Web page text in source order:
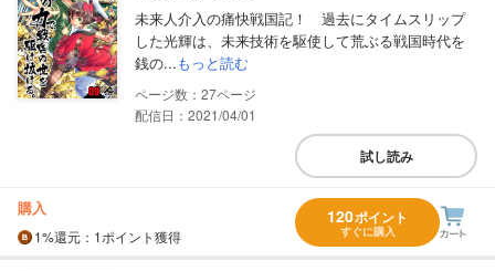
未来人介入の痛快戦国記！ 過去にタイムスリップ
した光輝は、未来技術を駆使して荒ぶる戦国時代を
銭の...もっと読む
27
配信日：2021/04/01
試し読み
購入
1%還元 ：1ポイント獲得
120ポイント
すぐに購入